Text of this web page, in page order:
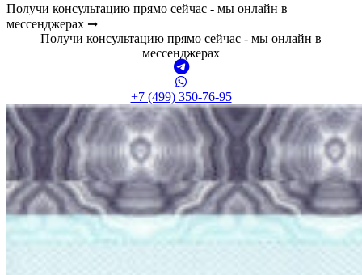
Получи консультацию прямо сейчас - мы онлайн в
мессенджерах ➞
Получи консультацию прямо сейчас - мы онлайн в
мессенджерах
+7 (499) 350-76-95